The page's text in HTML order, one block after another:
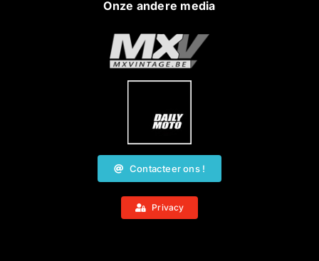
Onze andere media
Contacteer ons !
Privacy